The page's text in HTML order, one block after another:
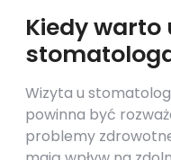
Kiedy warto
Wizyta u
powinna być
problemy